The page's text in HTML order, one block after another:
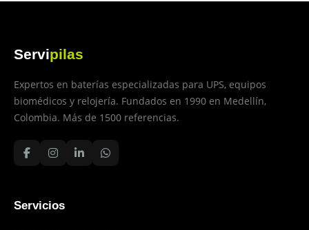
Servipilas
Expertos en baterías especializadas para UPS, equipos
biomédicos y relojería. Fundados en 1990 en Medellín,
Colombia. Más de 1500 referencias.
Servicios